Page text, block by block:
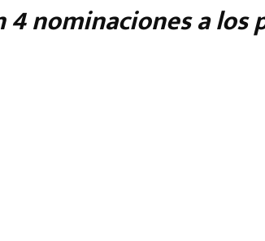
4 nominaciones a los